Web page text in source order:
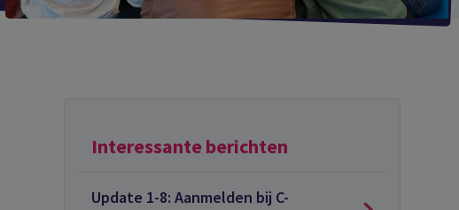
Interessante berichten
Update 1-8: Aanmelden bij C-